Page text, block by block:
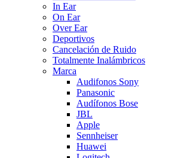
In Ear
On Ear
Over Ear
Deportivos
Cancelación de Ruido
Totalmente Inalámbricos
Marca
Audifonos Sony
Panasonic
Audífonos Bose
JBL
Apple
Sennheiser
Huawei